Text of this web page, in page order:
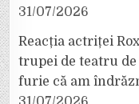
31/07/2026
Reacția actriței
trupei de teatru de
furie că am